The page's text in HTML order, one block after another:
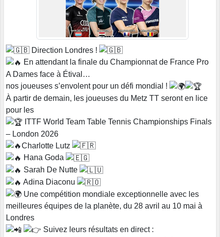
Direction Londres !
En attendant la finale du Championnat de France Pro
A Dames face à Étival…
nos joueuses s’envolent pour un défi mondial !
À partir de demain, les joueuses du Metz TT seront en lice
pour les
ITTF World Team Table Tennis Championships Finals
– London 2026
Charlotte Lutz
Hana Goda
Sarah De Nutte
Adina Diaconu
Une compétition mondiale exceptionnelle avec les
meilleures équipes de la planète, du 28 avril au 10 mai à
Londres
Suivez leurs résultats en direct :